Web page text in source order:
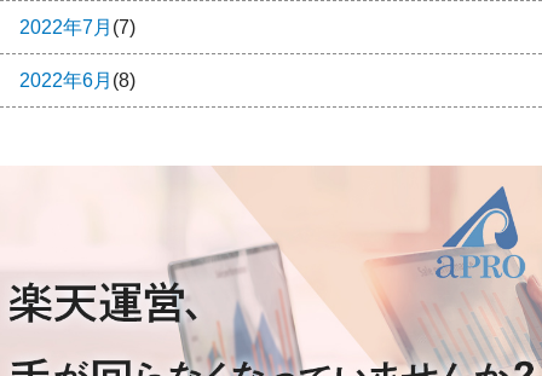
2022年7月 (7)
2022年6月 (8)